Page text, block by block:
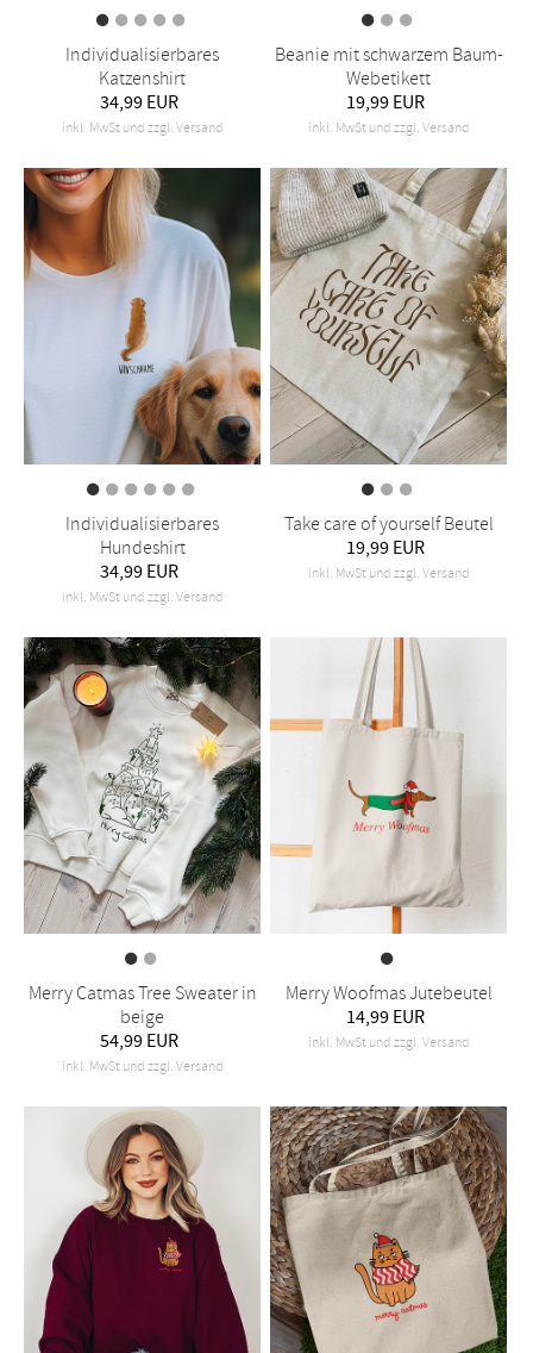
Individualisierbares
Katzenshirt
34,99 EUR
inkl. MwSt und zzgl. Versand
Beanie mit schwarzem Baum-
Webetikett
19,99 EUR
inkl. MwSt und zzgl. Versand
Individualisierbares
Hundeshirt
34,99 EUR
inkl. MwSt und zzgl. Versand
Take care of yourself Beutel
19,99 EUR
inkl. MwSt und zzgl. Versand
Merry Catmas Tree Sweater in
beige
54,99 EUR
inkl. MwSt und zzgl. Versand
Merry Woofmas Jutebeutel
14,99 EUR
inkl. MwSt und zzgl. Versand